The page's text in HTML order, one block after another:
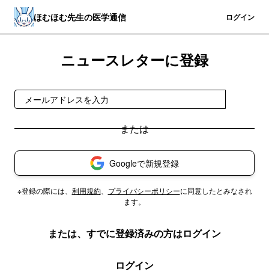
ほむほむ先生の医学通信 ログイン
ニュースレターに登録
Googleで新規登録
※登録の際には、 利用規約、 プライバシーポリシーに同意したとみなされ
ます。
または、すでに登録済みの方はログイン
ログイン